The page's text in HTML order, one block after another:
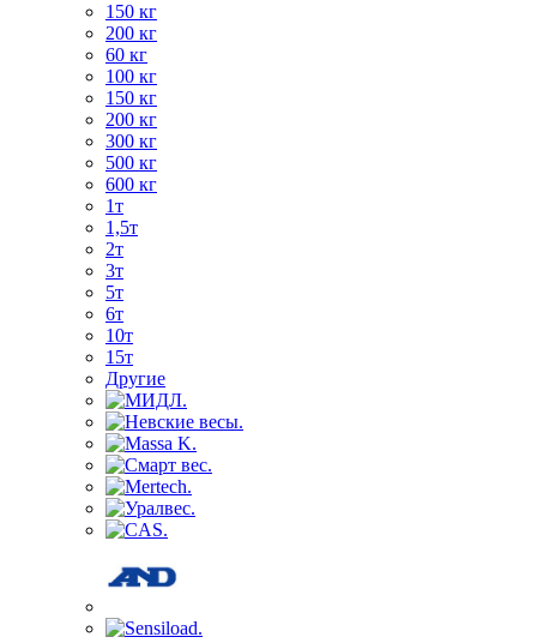
150 кг
200 кг
60 кг
100 кг
150 кг
200 кг
300 кг
500 кг
600 кг
1т
1,5т
2т
3т
5т
6т
10т
15т
Другие